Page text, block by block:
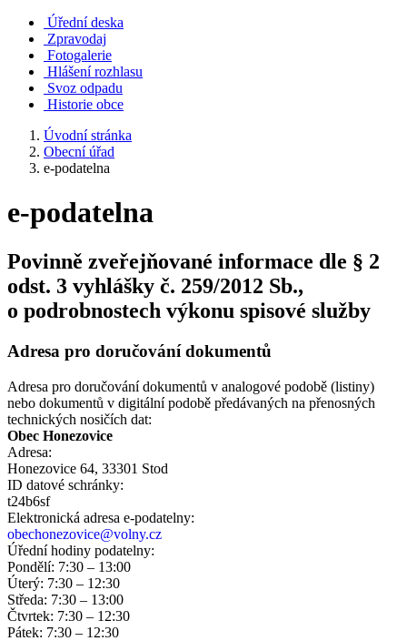
Úřední deska
Zpravodaj
Fotogalerie
Hlášení rozhlasu
Svoz odpadu
Historie obce
Úvodní stránka
Obecní úřad
e-podatelna
e-podatelna
Povinně zveřejňované informace dle § 2
odst. 3 vyhlášky č. 259/2012 Sb.,
o podrobnostech výkonu spisové služby
Adresa pro doručování dokumentů
Adresa pro doručování dokumentů v analogové podobě (listiny)
nebo dokumentů v digitální podobě předávaných na přenosných
technických nosičích dat:
Obec Honezovice
Adresa:
Honezovice 64, 33301 Stod
ID datové schránky:
t24b6sf
Elektronická adresa e‑podatelny:
obechonezovice@volny.cz
Úřední hodiny podatelny:
Pondělí: 7:30 – 13:00
Úterý: 7:30 – 12:30
Středa: 7:30 – 13:00
Čtvrtek: 7:30 – 12:30
Pátek: 7:30 – 12:30